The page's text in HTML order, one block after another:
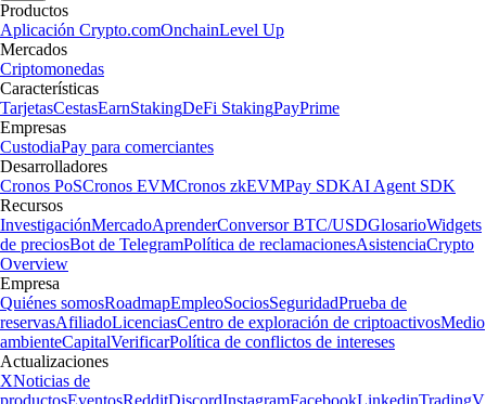
Productos
Aplicación Crypto.comOnchainLevel Up
Mercados
Criptomonedas
Características
TarjetasCestasEarnStakingDeFi StakingPayPrime
Empresas
CustodiaPay para comerciantes
Desarrolladores
Cronos PoSCronos EVMCronos zkEVMPay SDKAI Agent SDK
Recursos
InvestigaciónMercadoAprenderConversor BTC/USDGlosarioWidgets
de preciosBot de TelegramPolítica de reclamacionesAsistenciaCrypto
Overview
Empresa
Quiénes somosRoadmapEmpleoSociosSeguridadPrueba de
reservasAfiliadoLicenciasCentro de exploración de criptoactivosMedio
ambienteCapitalVerificarPolítica de conflictos de intereses
Actualizaciones
XNoticias de
productosEventosRedditDiscordInstagramFacebookLinkedinTradingV